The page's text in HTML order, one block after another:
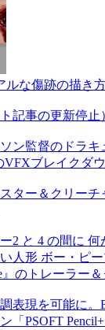
ルな傷跡の描き
記事の更新停止
ン監督のドラキ
VFXブレイクダ
ター＆クリーチ
2 と 4 の間に
人形 ボー・ピ
』のトレーラー
表現を可能に。
「PSOFT